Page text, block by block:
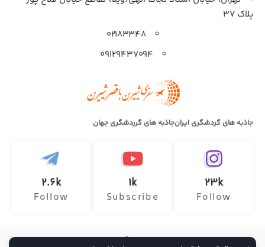
پلاک 37
۰۲۱۸۳۳۴۸
۰۹۱۲۹۴۳۷۰۹۴
جاذبه های گردشگری ایرانجاذبه های گرردشگری جهان
23k
Follow
1k
Subscribe
2.6k
Follow
تمامی حقوق این وب سایت متعلق به آژانس هواپیمایی سفر ماجراجویانه